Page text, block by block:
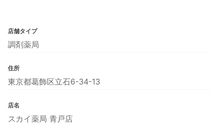
店舗タイプ
調剤薬局
住所
東京都葛飾区立石6-34-13
店名
スカイ薬局 青戸店